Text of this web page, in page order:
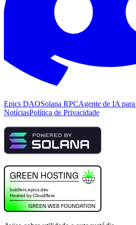
Epics DAOSolana RPCAgente de IA para
NotíciasPolítica de Privacidade